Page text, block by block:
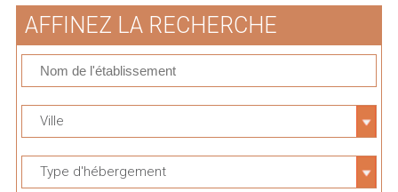
AFFINEZ LA RECHERCHE
Ville
Type d'hébergement